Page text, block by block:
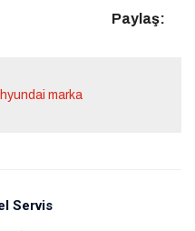
Paylaş:
hyundai marka
Servis